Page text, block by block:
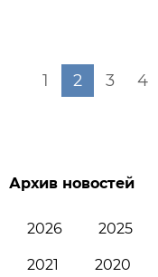
1 2 3 4
Архив новостей
2026 2025
2021 2020